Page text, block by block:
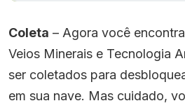
Coleta – Agora você
Veios Minerais e Tecnologia
ser coletados para
em sua nave. Mas cuidado,